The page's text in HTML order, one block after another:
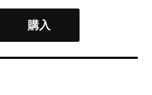
購入